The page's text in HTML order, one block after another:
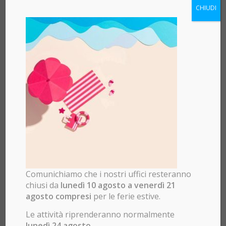
Chiusura estiva
01/08/2026
Rinnova il tuo sito web | -50%
sul primo anno di
mantenimento
Comunichiamo che i nostri uffici resteranno
chiusi da lunedì 10 agosto a venerdì 21
agosto compresi per le ferie estive.
Le attività riprenderanno normalmente
CHIUDI